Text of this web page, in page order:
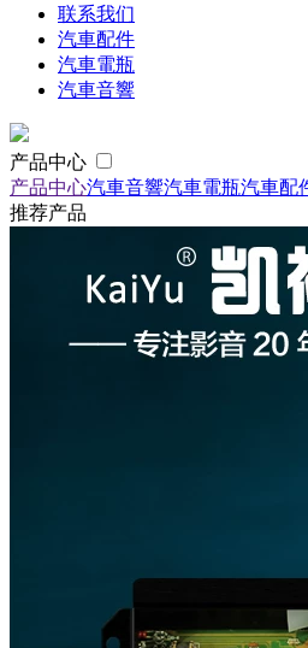
联系我们
汽車配件
汽車電瓶
汽車音響
产品中心
产品中心汽車音響汽車電瓶汽車配
推荐产品